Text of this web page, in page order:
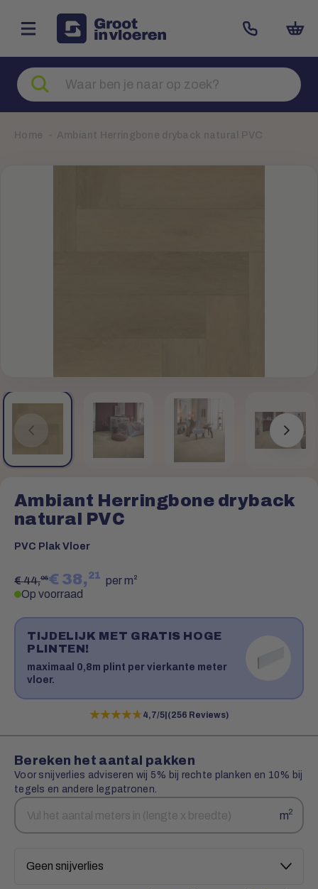
Zoeken
naar
producten
Home Ambiant Herringbone dryback natural PVC
Ambiant Herringbone dryback
natural PVC
PVC Plak Vloer
€ 44,95€ 38, 21 per m²
Op voorraad
TIJDELIJK MET GRATIS HOGE
PLINTEN!
maximaal 0,8m plint per vierkante meter
vloer.
★★★★★
★★★★★ 4,7/5 (256 Reviews)
Bereken het aantal pakken
Voor snijverlies adviseren wij 5% bij rechte planken en 10% bij
tegels en andere legpatronen.
Aantal
vierkante
m2
Snijverlies